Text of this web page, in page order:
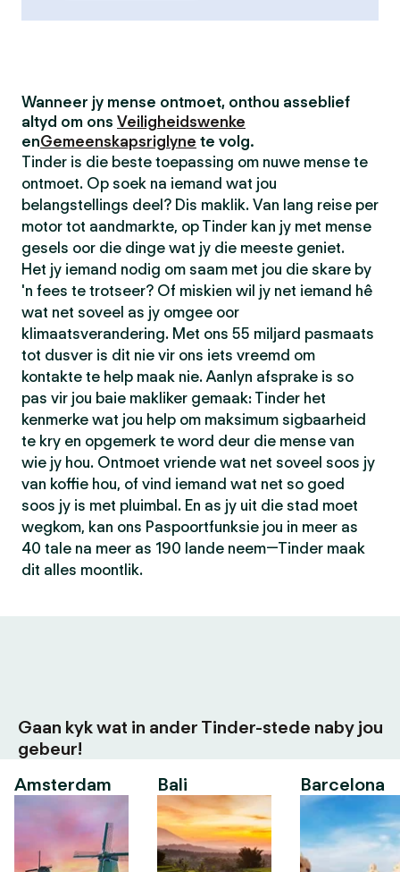
Wanneer jy mense ontmoet, onthou asseblief
altyd om ons Veiligheidswenke
enGemeenskapsriglyne te volg.
Tinder is die beste toepassing om nuwe mense te
ontmoet. Op soek na iemand wat jou
belangstellings deel? Dis maklik. Van lang reise per
motor tot aandmarkte, op Tinder kan jy met mense
gesels oor die dinge wat jy die meeste geniet.
Het jy iemand nodig om saam met jou die skare by
'n fees te trotseer? Of miskien wil jy net iemand hê
wat net soveel as jy omgee oor
klimaatsverandering. Met ons 55 miljard pasmaats
tot dusver is dit nie vir ons iets vreemd om
kontakte te help maak nie. Aanlyn afsprake is so
pas vir jou baie makliker gemaak: Tinder het
kenmerke wat jou help om maksimum sigbaarheid
te kry en opgemerk te word deur die mense van
wie jy hou. Ontmoet vriende wat net soveel soos jy
van koffie hou, of vind iemand wat net so goed
soos jy is met pluimbal. En as jy uit die stad moet
wegkom, kan ons Paspoortfunksie jou in meer as
40 tale na meer as 190 lande neem—Tinder maak
dit alles moontlik.
Gaan kyk wat in ander Tinder-stede naby jou
gebeur!
Amsterdam
Bali Barcelona